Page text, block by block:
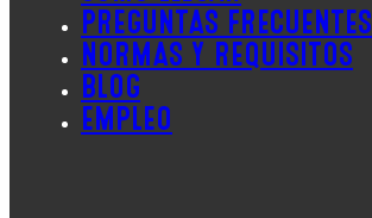
PREGUNTAS FRECUENTES
NORMAS Y REQUISITOS
BLOG
EMPLEO